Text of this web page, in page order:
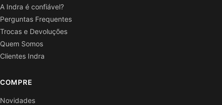
A Indra é confiável?
Perguntas Frequentes
Trocas e Devoluções
Quem Somos
Clientes Indra
COMPRE
Novidades